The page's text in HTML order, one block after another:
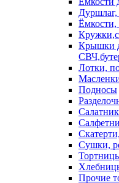
Ёмкости,
Крышки
Лотки,
Подносы
Сушки,
Прочие